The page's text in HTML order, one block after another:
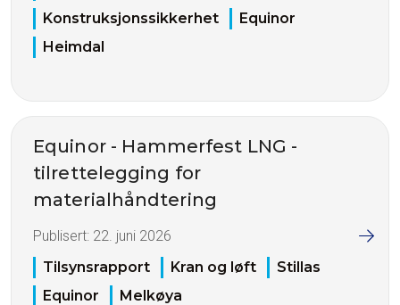
Konstruksjonssikkerhet
Equinor
Heimdal
Equinor - Hammerfest LNG -
tilrettelegging for
materialhåndtering
Publisert: 22. juni 2026
Tilsynsrapport
Kran og løft
Stillas
Equinor
Melkøya